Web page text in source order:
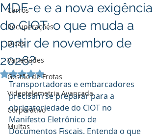
Carros
Recuperações
Dicas
Variedades
Gestão de Frotas
Videotelemetria Avançada
Corporativo
Multas
MDF-e e a nova exigência
do CIOT: o que muda a
partir de novembro de
2026?
Avaliado com NaN de 5 estrelas.
Transportadoras e embarcadores
precisam se preparar para a
obrigatoriedade do CIOT no
Manifesto Eletrônico de
Documentos Fiscais. Entenda o que